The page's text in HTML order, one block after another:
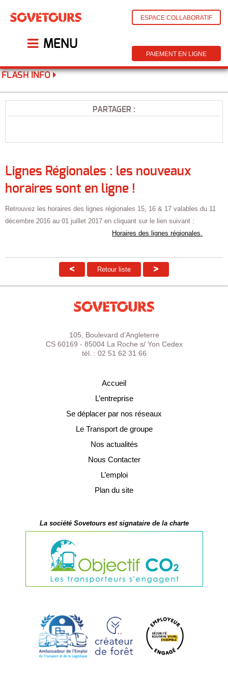
MENU
ESPACE COLLABORATIF
PAIEMENT EN LIGNE
FLASH INFO
PARTAGER :
Lignes Régionales : les nouveaux
horaires sont en ligne !
Retrouvez les horaires des lignes régionales 15, 16 & 17 valables du 11
décembre 2016 au 01 juillet 2017 en cliquant sur le lien suivant :
Horaires des lignes régionales.
< Retour liste >
105, Boulevard d’Angleterre
CS 60169 - 85004 La Roche s/ Yon Cedex
tél. : 02 51 62 31 66
Accueil
L’entreprise
Se déplacer par nos réseaux
Le Transport de groupe
Nos actualités
Nous Contacter
L’emploi
Plan du site
La société Sovetours est signataire de la charte